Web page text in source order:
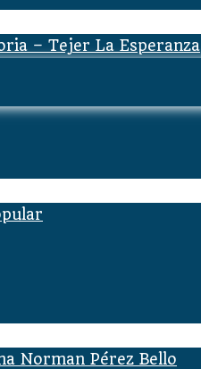
– Tejer La Esperanza
Norman Pérez Bello